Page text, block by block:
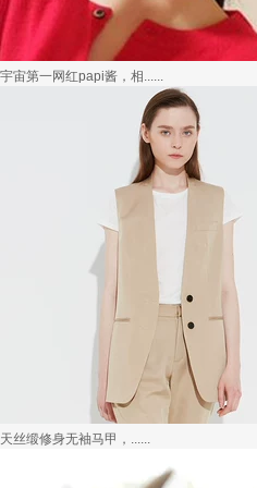
在买衣服的时候，我们会喜欢物美价廉的